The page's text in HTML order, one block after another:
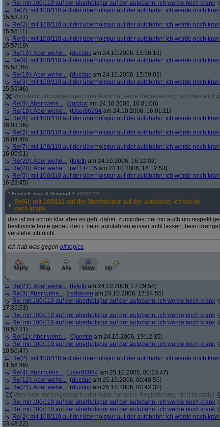
Re: mit 100/110 auf der überholspur auf der autobahn: ich werde noch krank (
Re(7): mit 100/110 auf der überholspur auf der autobahn: ich werde noch
15:53:37)
Re(2): mit 100/110 auf der überholspur auf der autobahn: ich werde noch
15:55:11)
Re(8): mit 100/110 auf der überholspur auf der autobahn: ich werde noch
15:57:19)
Re(18): Aber wehe... (ducduc am 24.10.2006, 15:58:19)
Re(9): mit 100/110 auf der überholspur auf der autobahn: ich werde noch
15:58:35)
Re(19): Aber wehe... (ducduc am 24.10.2006, 15:59:03)
Re(3): mit 100/110 auf der überholspur auf der autobahn: ich werde noch
15:59:46)
Vom Autor zurückgezogen oder Autor hat seine Registrierung nicht bestätigt (
Re(9): Aber wehe... (ducduc am 24.10.2006, 16:01:06)
Re(19): Aber wehe... (User86994 am 24.10.2006, 16:01:11)
Re(6): mit 100/110 auf der überholspur auf der autobahn: ich werde noch
16:03:36)
Re(2): mit 100/110 auf der überholspur auf der autobahn: ich werde noch
16:04:40)
Re(7): mit 100/110 auf der überholspur auf der autobahn: ich werde noch
16:06:01)
Re(20): Aber wehe... (teleth am 24.10.2006, 16:12:02)
Re(20): Aber wehe... (w114/115 am 24.10.2006, 16:12:53)
Re(5): mit 100/110 auf der überholspur auf der autobahn: ich werde noch
16:23:45)
^ Forum Auto & Motorrad #3729735
Re(6): mit 100/110 auf der überholspur auf der autobahn: ich werde
noch krank
das ist mir schon klar aber es geht dabei, zumindest bei mir auch um respekt
bestimmte leute genau den r. beim autofahren ausser acht lassen, beim
verstehe ich nicht
Ich hab was gegen off topics.
Re(21): Aber wehe... (teleth am 24.10.2006, 17:09:58)
Re(3): Aber wehe... (redseven am 24.10.2006, 17:24:55)
Re: mit 100/110 auf der überholspur auf der autobahn: ich werde noch krank (
17:35:53)
Re: mit 100/110 auf der überholspur auf der autobahn: ich werde noch krank (
Re: mit 100/110 auf der überholspur auf der autobahn: ich werde noch krank (
18:53:31)
Re(11): Aber wehe... (Quentin am 24.10.2006, 19:12:35)
Re: mit 100/110 auf der überholspur auf der autobahn: ich werde noch krank (
19:50:47)
Re(2): mit 100/110 auf der überholspur auf der autobahn: ich werde noch
21:56:49)
Re(4): Aber wehe... (User86994 am 25.10.2006, 00:23:47)
Re(12): Aber wehe... (ducduc am 25.10.2006, 00:40:55)
Re(21): Aber wehe... (ducduc am 25.10.2006, 00:42:32)
Vom Autor zurückgezogen oder Autor hat seine Registrierung nicht bestätigt (
Re: mit 100/110 auf der überholspur auf der autobahn: ich werde noch krank (
Re: mit 100/110 auf der überholspur auf der autobahn: ich werde noch krank (
Re(2): mit 100/110 auf der überholspur auf der autobahn: ich werde noch
03:48:22)